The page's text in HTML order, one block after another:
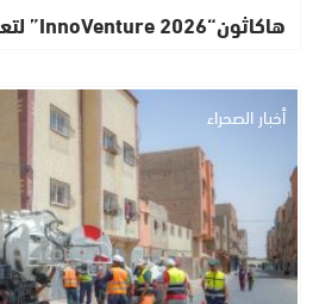
هاكاثون“InnoVenture 2026” لتعزيز الابتكار…
أخبار الصحراء